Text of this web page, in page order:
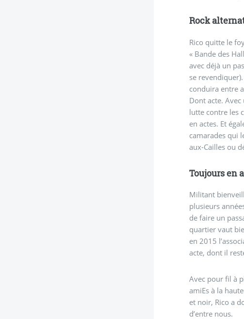
Rock
Rico quitte le
« Bande des
avec déjà un
se
conduira entre
Dont acte.
lutte contre les
en actes. Et
camarades qui
aux-Cailles ou
Toujours en
Militant
plusieurs
de faire un
quartier vaut
en 2015
acte, dont il
Avec pour fil à
amiEs à la
et noir, Rico a
d’entre nous.